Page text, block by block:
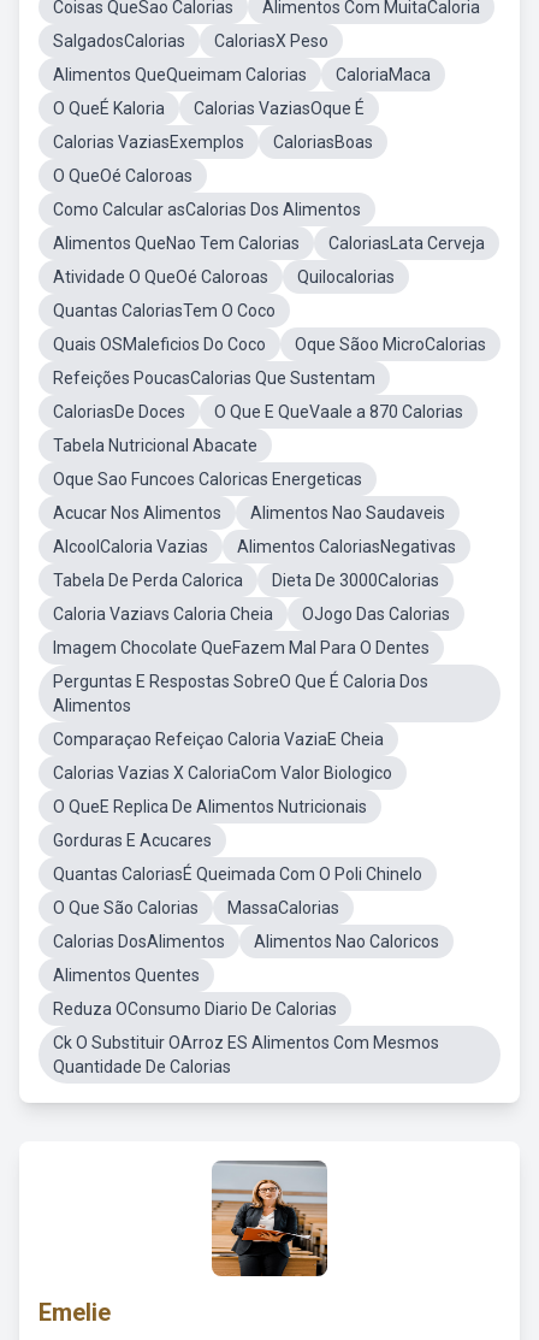
Coisas QueSao Calorias
Alimentos Com MuitaCaloria
SalgadosCalorias
CaloriasX Peso
Alimentos QueQueimam Calorias
CaloriaMaca
O QueÉ Kaloria
Calorias VaziasOque É
Calorias VaziasExemplos
CaloriasBoas
O QueOé Caloroas
Como Calcular asCalorias Dos Alimentos
Alimentos QueNao Tem Calorias
CaloriasLata Cerveja
Atividade O QueOé Caloroas
Quilocalorias
Quantas CaloriasTem O Coco
Quais OSMaleficios Do Coco
Oque Sãoo MicroCalorias
Refeições PoucasCalorias Que Sustentam
CaloriasDe Doces
O Que E QueVaale a 870 Calorias
Tabela Nutricional Abacate
Oque Sao Funcoes Caloricas Energeticas
Acucar Nos Alimentos
Alimentos Nao Saudaveis
AlcoolCaloria Vazias
Alimentos CaloriasNegativas
Tabela De Perda Calorica
Dieta De 3000Calorias
Caloria Vaziavs Caloria Cheia
OJogo Das Calorias
Imagem Chocolate QueFazem Mal Para O Dentes
Perguntas E Respostas SobreO Que É Caloria Dos
Alimentos
Comparaçao Refeiçao Caloria VaziaE Cheia
Calorias Vazias X CaloriaCom Valor Biologico
O QueE Replica De Alimentos Nutricionais
Gorduras E Acucares
Quantas CaloriasÉ Queimada Com O Poli Chinelo
O Que São Calorias
MassaCalorias
Calorias DosAlimentos
Alimentos Nao Caloricos
Alimentos Quentes
Reduza OConsumo Diario De Calorias
Ck O Substituir OArroz ES Alimentos Com Mesmos
Quantidade De Calorias
Emelie